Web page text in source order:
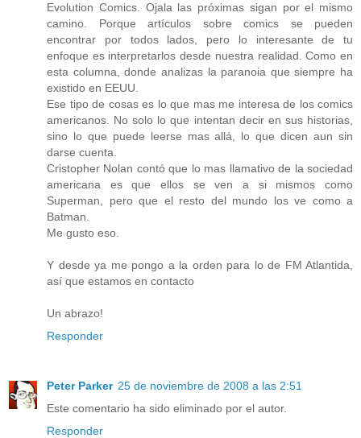
Evolution Comics. Ojala las próximas sigan por el mismo
camino. Porque artículos sobre comics se pueden
encontrar por todos lados, pero lo interesante de tu
enfoque es interpretarlos desde nuestra realidad. Como en
esta columna, donde analizas la paranoia que siempre ha
existido en EEUU.
Ese tipo de cosas es lo que mas me interesa de los comics
americanos. No solo lo que intentan decir en sus historias,
sino lo que puede leerse mas allá, lo que dicen aun sin
darse cuenta.
Cristopher Nolan contó que lo mas llamativo de la sociedad
americana es que ellos se ven a si mismos como
Superman, pero que el resto del mundo los ve como a
Batman.
Me gusto eso.
Y desde ya me pongo a la orden para lo de FM Atlantida,
así que estamos en contacto
Un abrazo!
Responder
Peter Parker 25 de noviembre de 2008 a las 2:51
Este comentario ha sido eliminado por el autor.
Responder